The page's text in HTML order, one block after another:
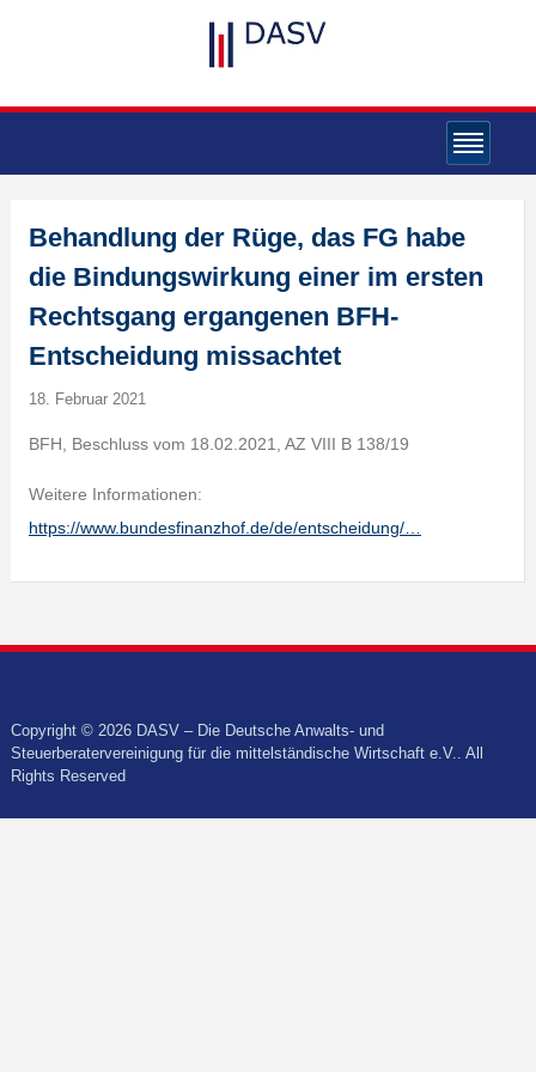
Behandlung der Rüge, das FG habe
die Bindungswirkung einer im ersten
Rechtsgang ergangenen BFH-
Entscheidung missachtet
18. Februar 2021
BFH, Beschluss vom 18.02.2021, AZ VIII B 138/19
Weitere Informationen:
https://www.bundesfinanzhof.de/de/entscheidung/…
Copyright © 2026 DASV – Die Deutsche Anwalts- und
Steuerberatervereinigung für die mittelständische Wirtschaft e.V.. All
Rights Reserved